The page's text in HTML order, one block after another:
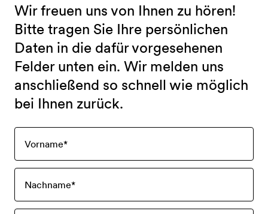
Büros
Büros in der Nähe
Über uns
Wer wir sind
Karriere
Wir freuen uns von Ihnen zu hören!
Bitte tragen Sie Ihre persönlichen
Daten in die dafür vorgesehenen
Felder unten ein. Wir melden uns
anschließend so schnell wie möglich
bei Ihnen zurück.
Vorname*
Nachname*